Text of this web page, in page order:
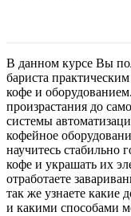
В данном курсе Вы
бариста
кофе и
произрастания до
системы
кофейное
научитесь стабильно
кофе и украшать их
отработаете
так же узнаете какие
и какими способами